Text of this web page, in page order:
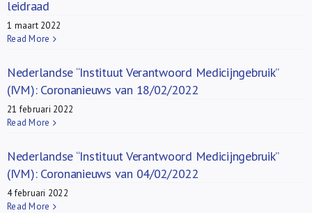
leidraad
1 maart 2022
Read More
Nederlandse “Instituut Verantwoord Medicijngebruik”
(IVM): Coronanieuws van 18/02/2022
21 februari 2022
Read More
Nederlandse “Instituut Verantwoord Medicijngebruik”
(IVM): Coronanieuws van 04/02/2022
4 februari 2022
Read More